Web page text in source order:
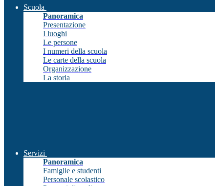
Scuola
Panoramica
Presentazione
I luoghi
Le persone
I numeri della scuola
Le carte della scuola
Organizzazione
La storia
Servizi
Panoramica
Famiglie e studenti
Personale scolastico